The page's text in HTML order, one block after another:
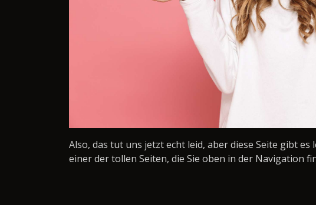
Also, das tut uns jetzt echt leid, aber diese Seite gibt es
einer der tollen Seiten, die Sie oben in der Navigation